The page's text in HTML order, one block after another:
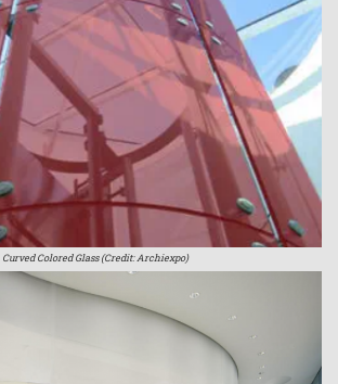
Curved Colored Glass (Credit: Archiexpo)